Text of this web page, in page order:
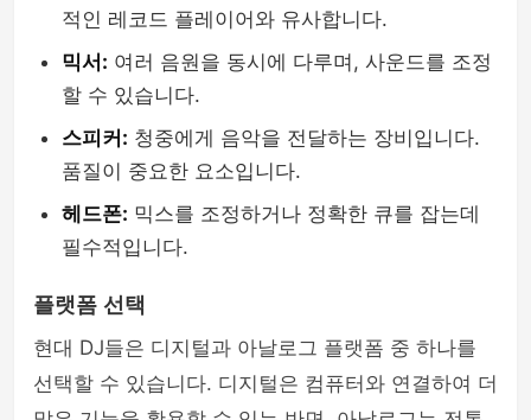
적인 레코드 플레이어와 유사합니다.
믹서: 여러 음원을 동시에 다루며, 사운드를 조정
할 수 있습니다.
스피커: 청중에게 음악을 전달하는 장비입니다.
품질이 중요한 요소입니다.
헤드폰: 믹스를 조정하거나 정확한 큐를 잡는데
필수적입니다.
플랫폼 선택
현대 DJ들은 디지털과 아날로그 플랫폼 중 하나를
선택할 수 있습니다. 디지털은 컴퓨터와 연결하여 더